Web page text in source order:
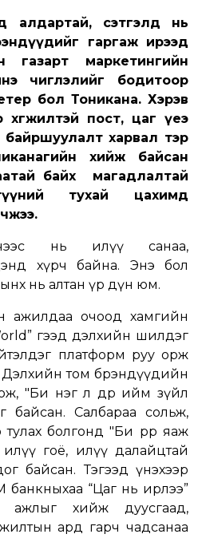
алдартай, сэтгэлд нь
гаргаж ирээд
газарт маркетингийн
чиглэлийг бодитоор
бол Тоникана. Хэрэв
пост, цаг үеэ
харвал тэр
хийж байсан
байх магадлалтай
тухай цахимд
нь илүү санаа,
хүрч байна. Энэ бол
нь алтан үр дүн юм.
ажилдаа очоод хамгийн
гээд дэлхийн шилдэг
платформ руу орж
том брэндүүдийн
"Би нэг л өдөр ийм зүйл
байсан. Салбараа сольж,
болгонд "Би өөрөөр яаж
гоё, илүү далайцтай
байсан. Тэгээд үнэхээр
“Цаг нь ирлээ”
ажлыг хийж дуусгаад,
ард гарч чадсанаа